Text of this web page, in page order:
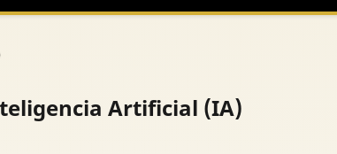
Artificial (IA)